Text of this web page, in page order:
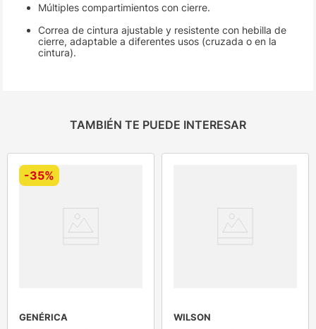
Múltiples compartimientos con cierre.
Correa de cintura ajustable y resistente con hebilla de
cierre, adaptable a diferentes usos (cruzada o en la
cintura).
TAMBIÉN TE PUEDE INTERESAR
-35%
GENÉRICA WILSON